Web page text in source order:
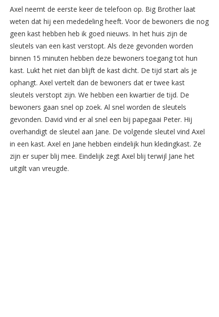
Axel neemt de eerste keer de telefoon op. Big Brother laat
weten dat hij een mededeling heeft. Voor de bewoners die nog
geen kast hebben heb ik goed nieuws. In het huis zijn de
sleutels van een kast verstopt. Als deze gevonden worden
binnen 15 minuten hebben deze bewoners toegang tot hun
kast. Lukt het niet dan blijft de kast dicht. De tijd start als je
ophangt. Axel vertelt dan de bewoners dat er twee kast
sleutels verstopt zijn. We hebben een kwartier de tijd. De
bewoners gaan snel op zoek. Al snel worden de sleutels
gevonden. David vind er al snel een bij papegaai Peter. Hij
overhandigt de sleutel aan Jane. De volgende sleutel vind Axel
in een kast. Axel en Jane hebben eindelijk hun kledingkast. Ze
zijn er super blij mee. Eindelijk zegt Axel blij terwijl Jane het
uitgilt van vreugde.